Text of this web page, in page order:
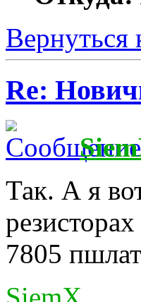
Вернуться
Re:
Так. А я
7805